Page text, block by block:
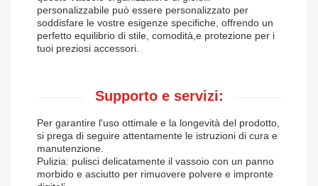
personalizzabile può essere personalizzato per
soddisfare le vostre esigenze specifiche, offrendo un
perfetto equilibrio di stile, comodità,e protezione per i
tuoi preziosi accessori.
Supporto e servizi:
Per garantire l'uso ottimale e la longevità del prodotto,
si prega di seguire attentamente le istruzioni di cura e
manutenzione.
Pulizia: pulisci delicatamente il vassoio con un panno
morbido e asciutto per rimuovere polvere e impronte